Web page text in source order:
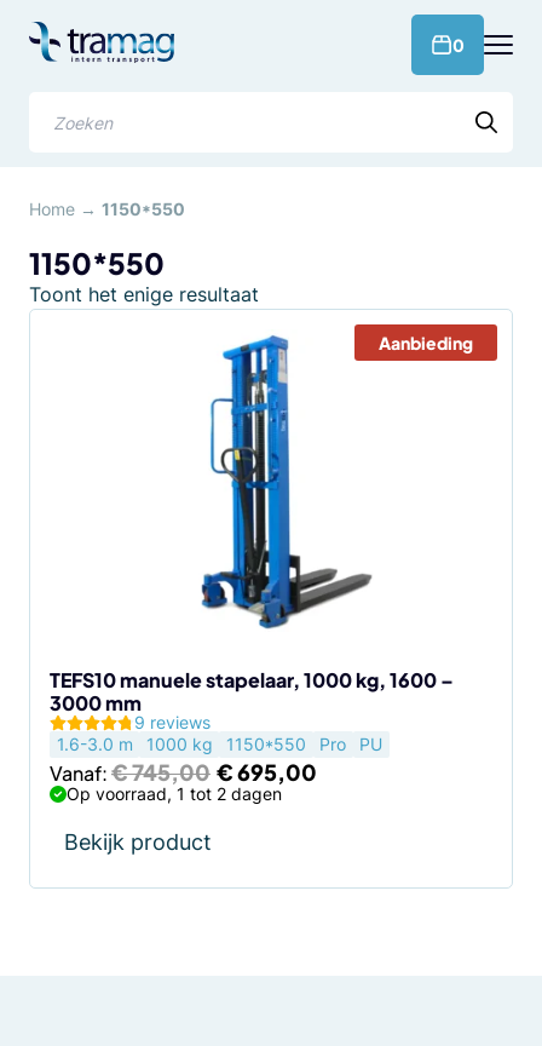
naar
0
Home → 1150*550
1150*550
Toont het enige resultaat
Aanbieding
TEFS10 manuele stapelaar, 1000 kg, 1600 –
3000 mm
9 reviews
1.6-3.0 m
1000 kg 1150*550 Pro PU
Vanaf:€745,00 Oorspronkelijke
prijs
was:
€695,00
Op voorraad, 1 tot 2 dagen
Bekijk product
de
productpagina